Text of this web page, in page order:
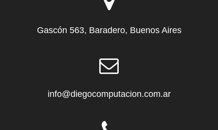
Gascón 563, Baradero, Buenos Aires
info@diegocomputacion.com.ar